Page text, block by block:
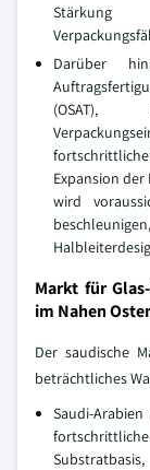
Stärkung
Darüber
(OSAT),
Expansion
wird
Markt für
im Nahen
Der saudische
beträchtliches
Saudi-